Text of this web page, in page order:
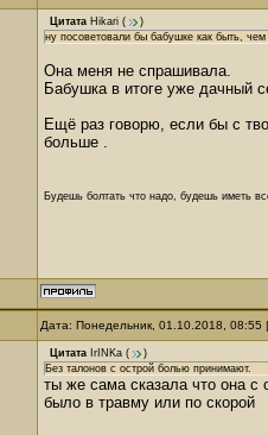
Цитата Hikari (
)
ну посоветовали бы бабушке как быть,
Она меня не спрашивала.
Бабушка в итоге уже дачный
Ещё раз говорю, если бы с
больше .
Будешь болтать что надо, будешь иметь
Дата: Понедельник, 01.10.2018,
Цитата IrINKa (
)
Без талонов с острой болью принимают.
ты же сама сказала что она с
было в травму или по скорой